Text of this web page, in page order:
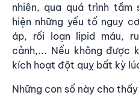
nhiên, qua quá trình
hiện những yếu tố nguy
áp, rối loạn lipid máu,
cảnh,... Nếu không được
kích hoạt đột quỵ bất kỳ
Những con số này cho